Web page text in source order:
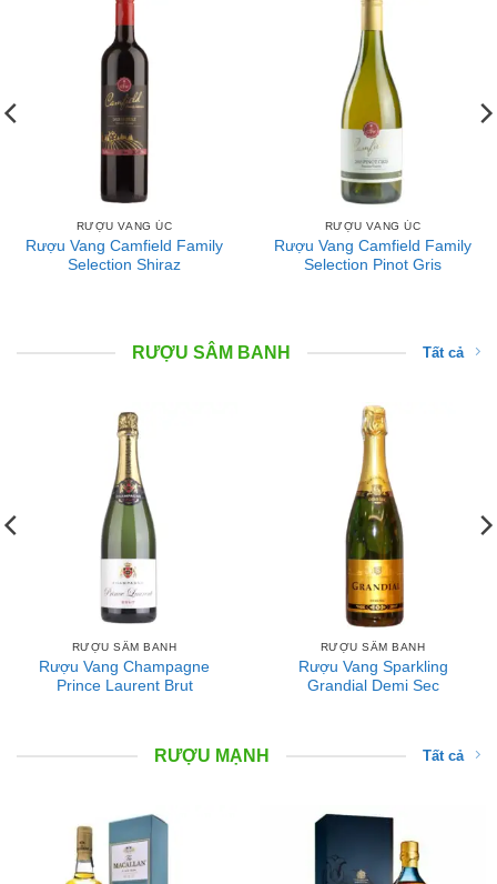
RƯỢU VANG ÚC
Rượu Vang Camfield Family
Selection Shiraz
RƯỢU VANG ÚC
Rượu Vang Camfield Family
Selection Pinot Gris
RƯỢU SÂM BANH Tất cả
RƯỢU SÂM BANH
Rượu Vang Champagne
Prince Laurent Brut
RƯỢU SÂM BANH
Rượu Vang Sparkling
Grandial Demi Sec
RƯỢU MẠNH Tất cả